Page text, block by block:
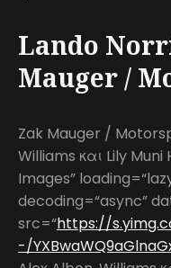
Lando
Mauger /
Zak Mauger /
Williams και Lily
Images”
decoding=“async”
src=“https://
-/